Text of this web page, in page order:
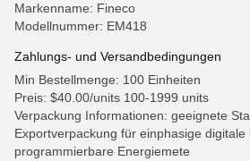
Markenname: Fineco
Modellnummer: EM418
Zahlungs- und Versandbedingungen
Min Bestellmenge: 100 Einheiten
Preis: $40.00/units 100-1999 units
Verpackung Informationen: geeignete
Exportverpackung für einphasige digitale
programmierbare Energiemete